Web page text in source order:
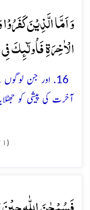
وَ اَمَّا الَّذِیۡنَ
الۡاٰخِرَۃِ فَاُولٰٓئِکَ
16. اور جن لوگوں
آخرت کی پیشی کو